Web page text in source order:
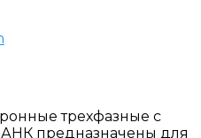
трехфазные с
предназначены для